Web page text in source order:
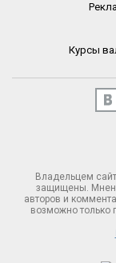
Курсы
Владельцем
защищены.
авторов и
возможно только